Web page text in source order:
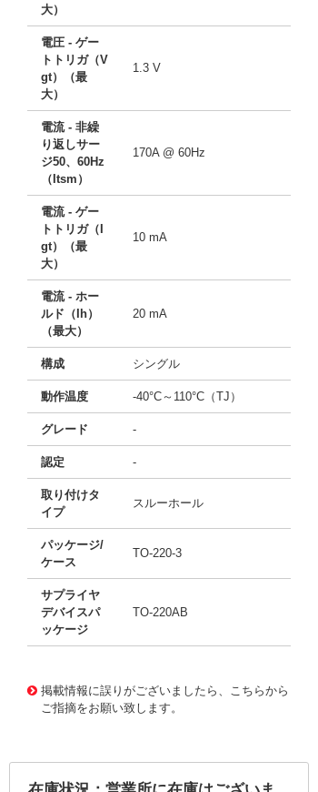
大）
電圧 - ゲー
トトリガ（V
gt）（最
大）
1.3 V
電流 - 非繰
り返しサー
ジ50、60Hz
（Itsm）
170A @ 60Hz
電流 - ゲー
トトリガ（I
gt）（最
大）
10 mA
電流 - ホー
ルド（Ih）
（最大）
20 mA
構成 シングル
動作温度 -40°C～110°C（TJ）
グレード -
認定 -
取り付けタ
イプ
スルーホール
パッケージ/
ケース
TO-220-3
サプライヤ
デバイスパ
ッケージ
TO-220AB
掲載情報に誤りがございましたら、こちらから
ご指摘をお願い致します。